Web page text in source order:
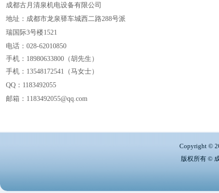
成都古月清泉机电设备有限公司
地址：成都市龙泉驿车城西二路288号派
瑞国际3号楼1521
电话：028-62010850
手机：18980633800 （胡先生 ）
手机：13548172541 （马女士）
QQ： 1183492055
邮箱：1183492055@qq.com
Copyright ©
版权所有 ©